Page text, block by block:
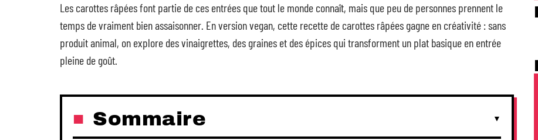
Les carottes râpées font partie de ces entrées que tout le monde connaît, mais que peu de personnes prennent le
temps de vraiment bien assaisonner. En version vegan, cette recette de carottes râpées gagne en créativité : sans
produit animal, on explore des vinaigrettes, des graines et des épices qui transforment un plat basique en entrée
pleine de goût.
Sommaire